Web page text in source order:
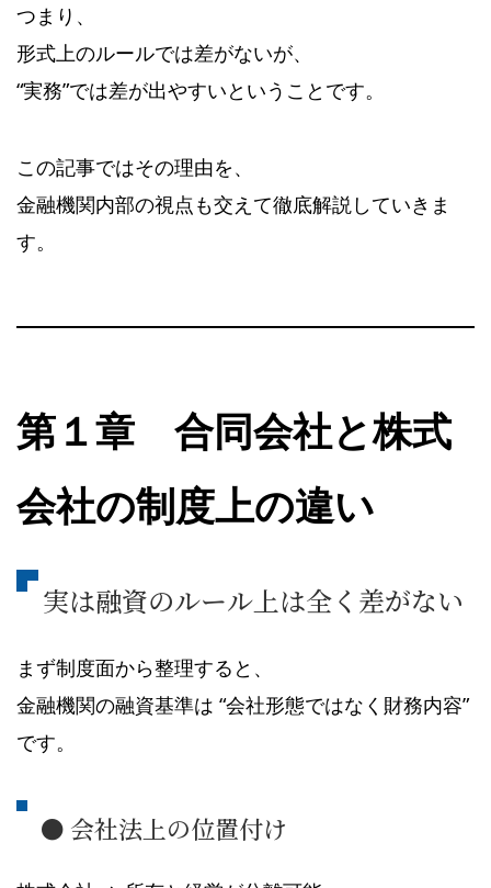
つまり、
形式上のルールでは差がないが、
“実務”では差が出やすいということです。
この記事ではその理由を、
金融機関内部の視点も交えて徹底解説していきま
す。
第１章 合同会社と株式
会社の制度上の違い
実は融資のルール上は全く差がない
まず制度面から整理すると、
金融機関の融資基準は “会社形態ではなく財務内容”
です。
● 会社法上の位置付け